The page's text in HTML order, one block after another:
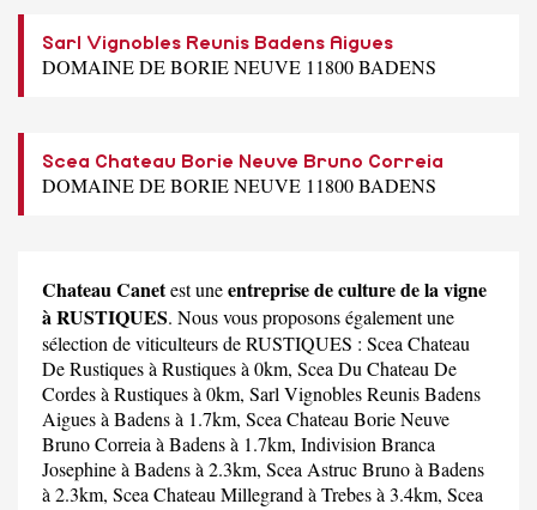
Sarl Vignobles Reunis Badens Aigues
DOMAINE DE BORIE NEUVE 11800 BADENS
Scea Chateau Borie Neuve Bruno Correia
DOMAINE DE BORIE NEUVE 11800 BADENS
Chateau Canetest uneentreprise de culture de la vigne
à RUSTIQUES. Nous vous proposons également une
sélection de viticulteurs de RUSTIQUES : Scea Chateau
De Rustiquesà Rustiques à 0km, Scea Du Chateau De
Cordesà Rustiques à 0km, Sarl Vignobles Reunis Badens
Aiguesà Badens à 1.7km, Scea Chateau Borie Neuve
Bruno Correia à Badens à 1.7km, Indivision Branca
Josephineà Badens à 2.3km, Scea Astruc Brunoà Badens
à 2.3km, Scea Chateau Millegrand à Trebes à 3.4km, Scea